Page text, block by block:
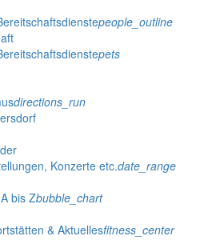
people_outline
pets
directions_run
Konzerte etc.date_range
bis Zbubble_chart
& Aktuellesfitness_center